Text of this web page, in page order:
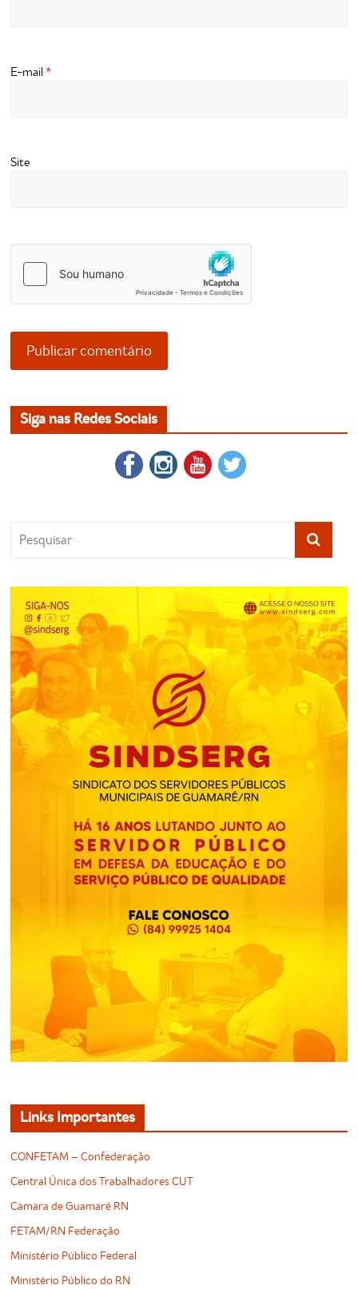
E-mail*
Site
Siga nas Redes Sociais
Links Importantes
CONFETAM – Confederação
Central Única dos Trabalhadores CUT
Câmara de Guamaré RN
FETAM/RN Federação
Ministério Público Federal
Ministério Público do RN